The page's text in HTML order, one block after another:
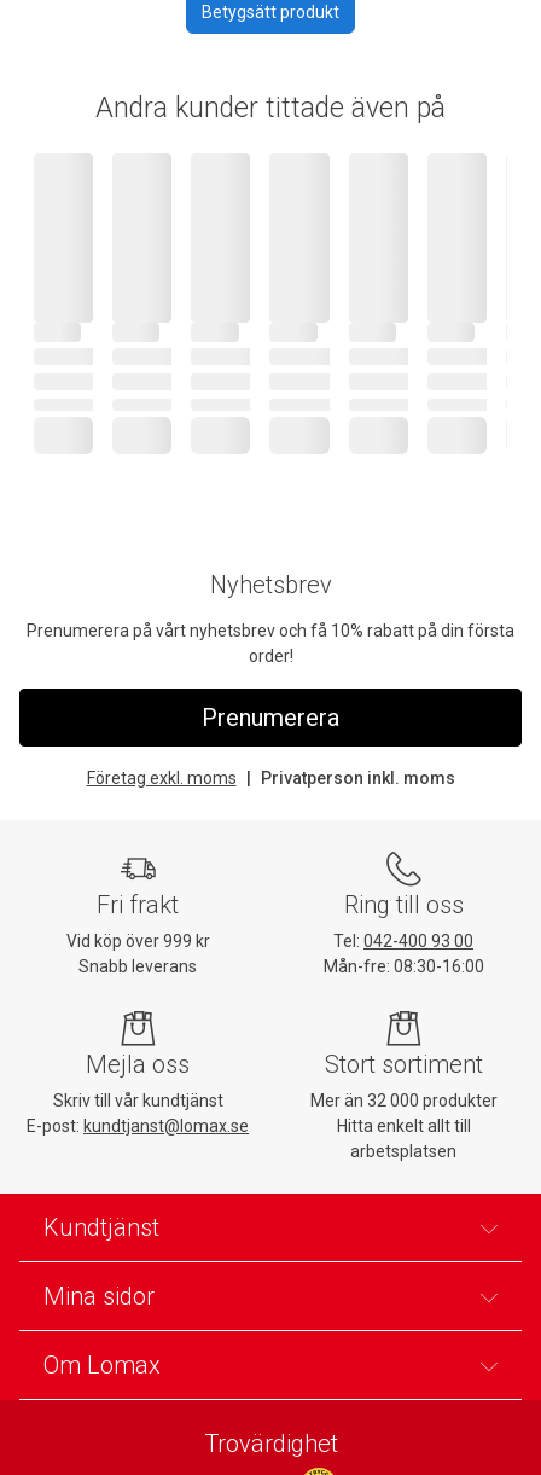
Betygsätt produkt
Andra kunder tittade även på
Nyhetsbrev
Prenumerera på vårt nyhetsbrev och få 10% rabatt på din första
order!
Prenumerera
Företag exkl. moms Privatperson inkl. moms
Fri frakt
Vid köp över 999 kr
Snabb leverans
Ring till oss
Tel: 042-400 93 00
Mån-fre: 08:30-16:00
Mejla oss
Skriv till vår kundtjänst
E-post: kundtjanst@lomax.se
Stort sortiment
Mer än 32 000 produkter
Hitta enkelt allt till
arbetsplatsen
Kundtjänst
Mina sidor
Om Lomax
Trovärdighet